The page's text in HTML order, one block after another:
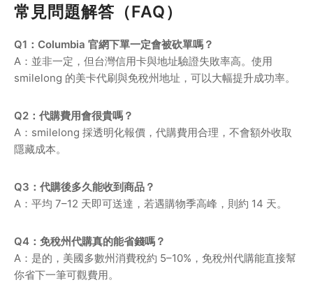
常見問題解答（FAQ）
Q1：Columbia 官網下單一定會被砍單嗎？
A：並非一定，但台灣信用卡與地址驗證失敗率高。使用
smilelong 的美卡代刷與免稅州地址，可以大幅提升成功率。
Q2：代購費用會很貴嗎？
A：smilelong 採透明化報價，代購費用合理，不會額外收取
隱藏成本。
Q3：代購後多久能收到商品？
A：平均 7–12 天即可送達，若遇購物季高峰，則約 14 天。
Q4：免稅州代購真的能省錢嗎？
A：是的，美國多數州消費稅約 5–10%，免稅州代購能直接幫
你省下一筆可觀費用。